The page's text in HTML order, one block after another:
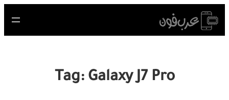
Skip
to
Tag: Galaxy J7 Pro